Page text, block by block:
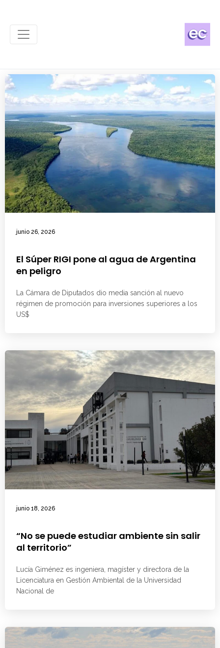
junio 26, 2026
El Súper RIGI pone al agua de Argentina
en peligro
La Cámara de Diputados dio media sanción al nuevo
régimen de promoción para inversiones superiores a los
US$
junio 18, 2026
“No se puede estudiar ambiente sin salir
al territorio”
Lucía Giménez es ingeniera, magíster y directora de la
Licenciatura en Gestión Ambiental de la Universidad
Nacional de